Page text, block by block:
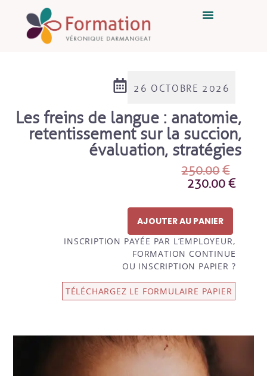
26 OCTOBRE 2026
Les freins de langue : anatomie,
retentissement sur la succion,
évaluation, stratégies
250.00 €
230.00 €
AJOUTER AU PANIER
INSCRIPTION PAYÉE PAR L’EMPLOYEUR,
FORMATION CONTINUE
OU INSCRIPTION PAPIER ?
TÉLÉCHARGEZ LE FORMULAIRE PAPIER